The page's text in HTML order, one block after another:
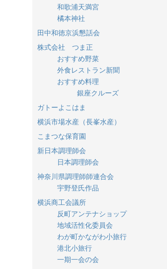
和歌浦天満宮
橘本神社
田中和徳京浜懇話会
株式会社 つま正
おすすめ野菜
外食レストラン新聞
おすすめ料理
銀座クルーズ
ガトーよこはま
横浜市場水産（長峯水産）
こまつな保育園
新日本調理師会
日本調理師会
神奈川県調理師師連合会
宇野登氏作品
横浜商工会議所
反町アンテナショップ
地域活性化委員会
わが町かながわ小旅行
港北小旅行
一期一会の会